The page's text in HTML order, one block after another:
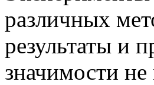
различных
результаты и
значимости не